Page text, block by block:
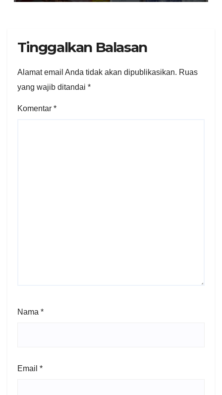
Diamankan
Tinggalkan Balasan
Alamat email Anda tidak akan dipublikasikan. Ruas
yang wajib ditandai *
Komentar *
Nama *
Email *